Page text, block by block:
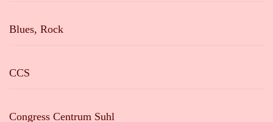
Blues, Rock
CCS
Congress Centrum Suhl